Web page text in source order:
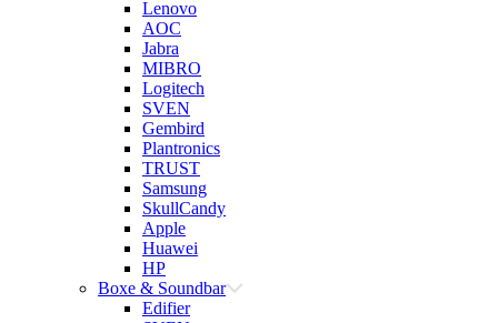
Lenovo
AOC
Jabra
MIBRO
Logitech
SVEN
Gembird
Plantronics
TRUST
Samsung
SkullCandy
Apple
Huawei
HP
Boxe & Soundbar
Edifier